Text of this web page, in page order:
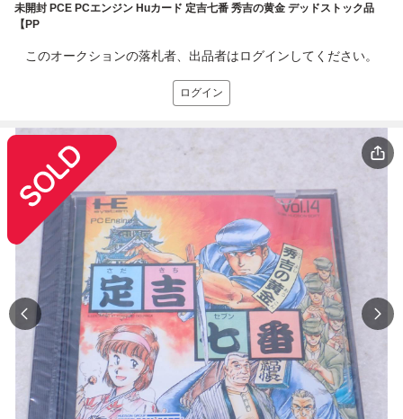
未開封 PCE PCエンジン Huカード 定吉七番 秀吉の黄金 デッドストック品
【PP
このオークションの落札者、出品者はログインしてください。
ログイン